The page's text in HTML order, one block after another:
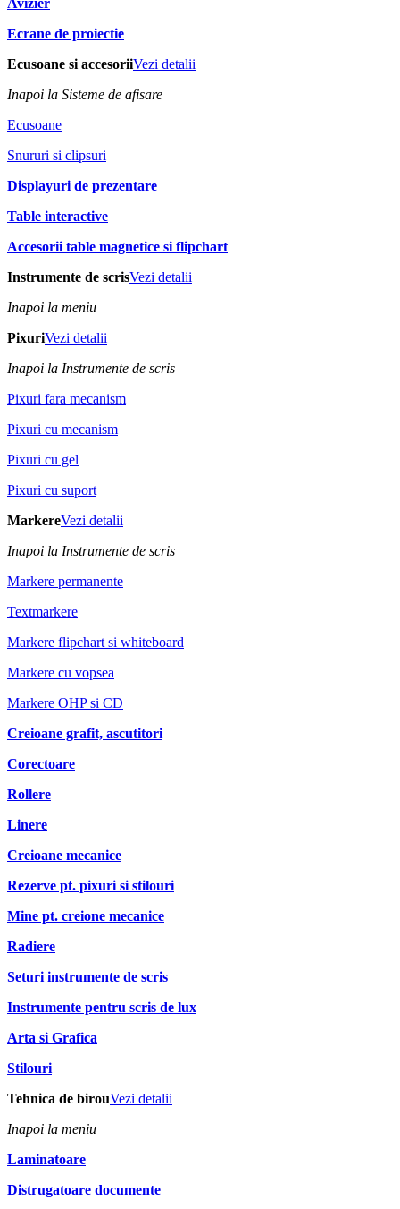
Avizier
Ecrane de proiectie
Ecusoane si accesoriiVezi detalii
Inapoi la Sisteme de afisare
Ecusoane
Snururi si clipsuri
Displayuri de prezentare
Table interactive
Accesorii table magnetice si flipchart
Instrumente de scrisVezi detalii
Inapoi la meniu
PixuriVezi detalii
Inapoi la Instrumente de scris
Pixuri fara mecanism
Pixuri cu mecanism
Pixuri cu gel
Pixuri cu suport
MarkereVezi detalii
Inapoi la Instrumente de scris
Markere permanente
Textmarkere
Markere flipchart si whiteboard
Markere cu vopsea
Markere OHP si CD
Creioane grafit, ascutitori
Corectoare
Rollere
Linere
Creioane mecanice
Rezerve pt. pixuri si stilouri
Mine pt. creione mecanice
Radiere
Seturi instrumente de scris
Instrumente pentru scris de lux
Arta si Grafica
Stilouri
Tehnica de birouVezi detalii
Inapoi la meniu
Laminatoare
Distrugatoare documente